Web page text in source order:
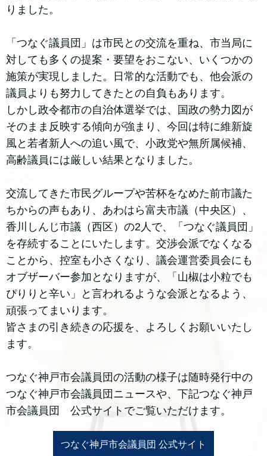
りました。
「つなぐ議員団」は市民との交流を重ね、市当局に
対しても多くの提案・要望をおこない、いくつかの
施策が実現しました。日常的な活動でも、他会派の
議員よりも努力してきたとの自負もあります。
しかし政令都市の自治体選挙では、国政の勢力図が
そのまま反映する傾向が強まり、今回は特に維新旋
風と若者新人への追い風で、小政党や無所属候補、
高齢議員には厳しい結果となりました。
交流してきた市民グループや苦杯をなめた前市議た
ちからの声もあり、あわはら富夫市議（中央区）、
香川しんじ市議（西区）の2人で、「つなぐ議員団」
を存続することにいたします。交渉会派でなくなる
ことから、控室も小さくなり、議会運営委員会にも
オブザーバー参加となりますが、「山椒は小粒でも
ぴりりと辛い」と言われるような会派となるよう、
頑張ってまいります。
皆さまの引き続きの応援を、よろしくお願いいたし
ます。
つなぐ神戸市会議員団の活動の様子は随時発行中の
つなぐ神戸市会議員団ニュースや、下記つなぐ神戸
市会議員団 公式サイトでご覧いただけます。
つなぐ神戸市会議員団 公式サイト